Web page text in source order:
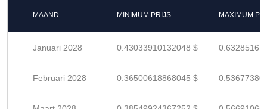
MAAND MINIMUM PRIJS MAXIMUM
Januari 2028 0.43033910132048 $
Februari 2028 0.36500618868045 $